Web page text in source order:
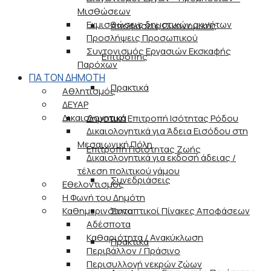
Αποφάσεις Οικονομικής
Επιτροπής
Πρακτικά
Δημοτική Επιτροπή Ισότητας Ρόδου
Επιτροπή Ποιότητας Ζωής
Συνεδριάσεις
Συνοπτικοί Πίνακες Αποφάσεων
Πρακτικά
Μισθώσεων
Εκμισθώσεις δημοτικών ακινήτων
Προσλήψεις Προσωπικού
Συντονισμός Εργασιών Εκσκαφής
Παρόχων
ΓΙΑ ΤΟΝ ΔΗΜΟΤΗ
Αθλητισμός
ΔΕΥΑΡ
Δικαιολογητικά
Δικαιολογητικά για Άδεια Εισόδου στη
Μεσαιωνική Πόλη
Δικαιολογητικά για εκδοσή άδειας /
τέλεση πολιτικού γάμου
Εθελοντισμός
Η Φωνή του Δημότη
Καθημερινότητα
Αδέσποτα
Καθαριότητα / Ανακύκλωση
Περιβάλλον / Πράσινο
Περισυλλογή νεκρών ζώων